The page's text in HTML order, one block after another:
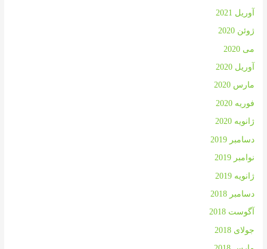
آوریل 2021
ژوئن 2020
می 2020
آوریل 2020
مارس 2020
فوریه 2020
ژانویه 2020
دسامبر 2019
نوامبر 2019
ژانویه 2019
دسامبر 2018
آگوست 2018
جولای 2018